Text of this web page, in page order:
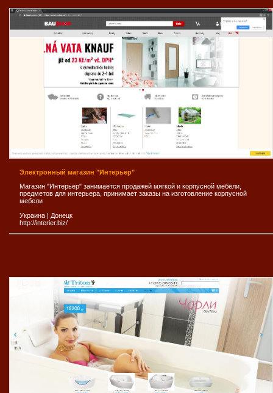
Электронный магазин "Интерьер"
Магазин "Интерьер" занимается продажей мягкой и корпусной мебели,
предметов для интерьера, принимает заказы на изготовление корпусной
мебели
Украина
Донецк
http://interier.biz/